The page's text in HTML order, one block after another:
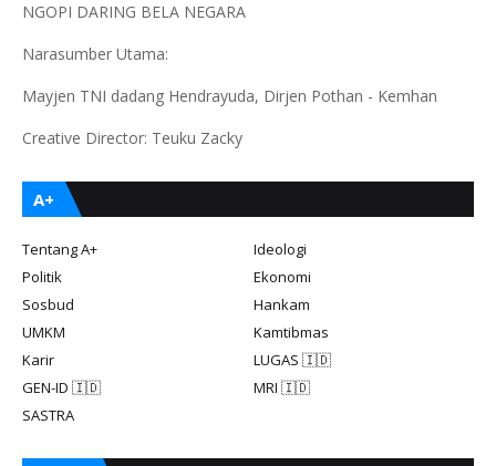
NGOPI DARING BELA NEGARA
Narasumber Utama:
Mayjen TNI dadang Hendrayuda, Dirjen Pothan - Kemhan
Creative Director: Teuku Zacky
A+
Tentang A+
Ideologi
Politik
Ekonomi
Sosbud
Hankam
UMKM
Kamtibmas
Karir
LUGAS 🇮🇩
GEN-ID 🇮🇩
MRI 🇮🇩
SASTRA